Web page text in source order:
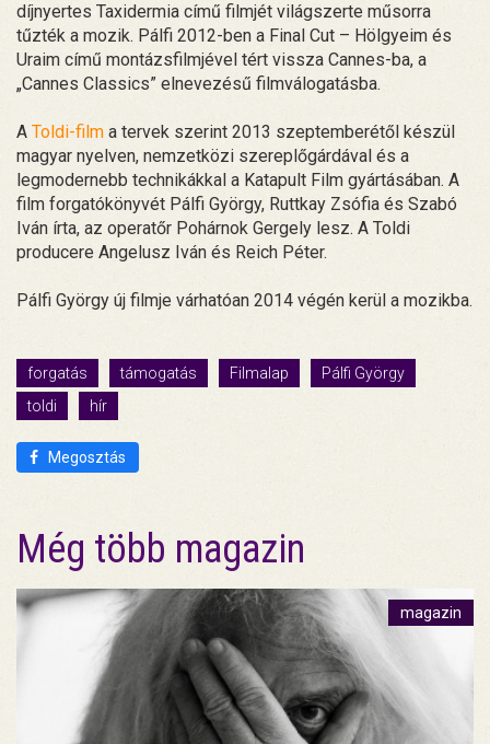
díjnyertes Taxidermia című filmjét világszerte műsorra
tűzték a mozik. Pálfi 2012-ben a Final Cut – Hölgyeim és
Uraim című montázsfilmjével tért vissza Cannes-ba, a
„Cannes Classics” elnevezésű filmválogatásba.
A Toldi-film a tervek szerint 2013 szeptemberétől készül
magyar nyelven, nemzetközi szereplőgárdával és a
legmodernebb technikákkal a Katapult Film gyártásában. A
film forgatókönyvét Pálfi György, Ruttkay Zsófia és Szabó
Iván írta, az operatőr Pohárnok Gergely lesz. A Toldi
producere Angelusz Iván és Reich Péter.
Pálfi György új filmje várhatóan 2014 végén kerül a mozikba.
forgatás támogatás Filmalap
Pálfi György
toldi
hír
Megosztás
Még több magazin
magazin